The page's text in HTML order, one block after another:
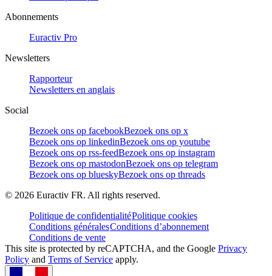
Abonnements
Euractiv Pro
Newsletters
Rapporteur
Newsletters en anglais
Social
Bezoek ons op facebookBezoek ons op x
Bezoek ons op linkedinBezoek ons op youtube
Bezoek ons op rss-feedBezoek ons op instagram
Bezoek ons op mastodonBezoek ons op telegram
Bezoek ons op blueskyBezoek ons op threads
© 2026 Euractiv FR. All rights reserved.
Politique de confidentialitéPolitique cookies
Conditions généralesConditions d’abonnement
Conditions de vente
This site is protected by reCAPTCHA, and the Google Privacy
Policy and Terms of Service apply.